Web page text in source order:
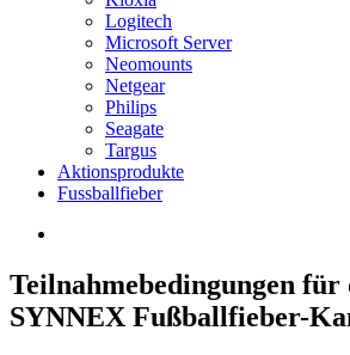
Logitech
Microsoft Server
Neomounts
Netgear
Philips
Seagate
Targus
Aktionsprodukte
Fussballfieber
Teilnahmebedingungen für
SYNNEX Fußballfieber-